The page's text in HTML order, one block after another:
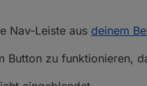
Nav-Leiste aus deinem
Button zu funktionieren,